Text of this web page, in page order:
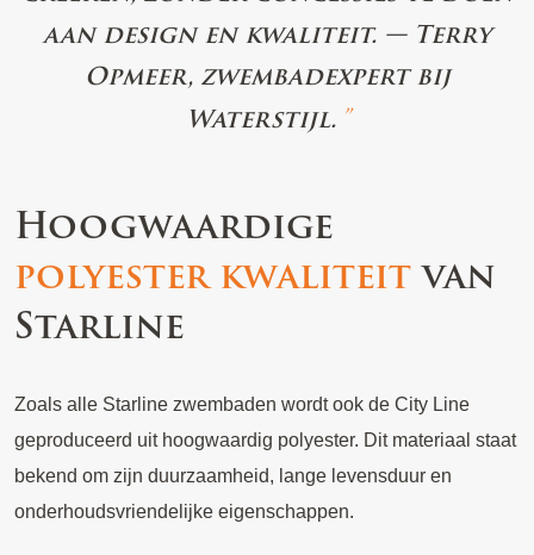
aan design en kwaliteit. — Terry
Opmeer, zwembadexpert bij
Waterstijl.
Hoogwaardige
polyester kwaliteitvan
Starline
Zoals alle Starline zwembaden wordt ook de City Line
geproduceerd uit hoogwaardig polyester. Dit materiaal staat
bekend om zijn duurzaamheid, lange levensduur en
onderhoudsvriendelijke eigenschappen.